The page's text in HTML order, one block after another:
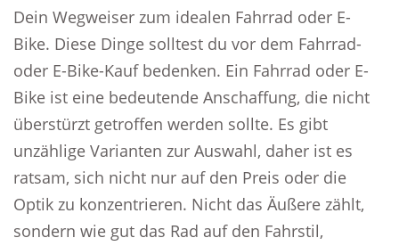
Dein Wegweiser zum idealen Fahrrad oder E-
Bike. Diese Dinge solltest du vor dem Fahrrad-
oder E-Bike-Kauf bedenken. Ein Fahrrad oder E-
Bike ist eine bedeutende Anschaffung, die nicht
überstürzt getroffen werden sollte. Es gibt
unzählige Varianten zur Auswahl, daher ist es
ratsam, sich nicht nur auf den Preis oder die
Optik zu konzentrieren. Nicht das Äußere zählt,
sondern wie gut das Rad auf den Fahrstil,